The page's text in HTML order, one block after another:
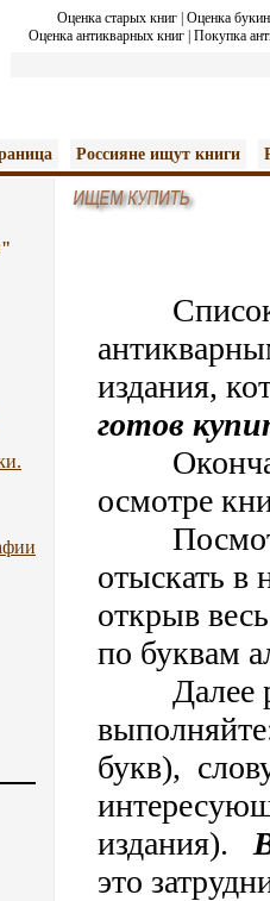
Оценка старых книг| Оценка
Оценка антикварных книг Покупка
Россияне ищут книги
издания,
готов
осмотре
отыскать
открыв
по буквам
Далее
букв),
издания).
это